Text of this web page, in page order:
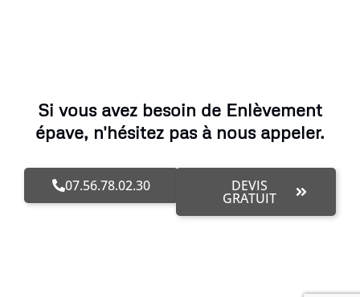
Si vous avez besoin de Enlèvement
épave, n'hésitez pas à nous appeler.
07.56.78.02.30 DEVIS
GRATUIT